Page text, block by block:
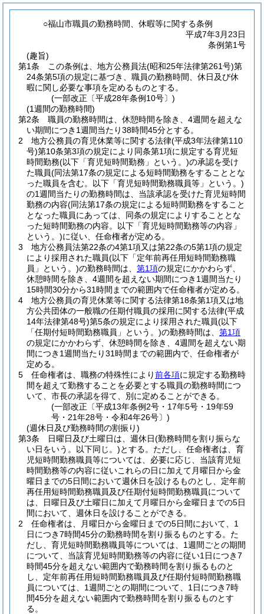
○福山市職員の勤務時間、休暇等に関する条例
平成7年3月23日
条例第1号
(趣旨)
第1条
この条例は、地方公務員法(昭和25年法律第261号)第
24条第5項の規定に基づき、職員の勤務時間、休日及び休
暇に関し必要な事項を定めるものとする。
(一部改正〔平成28年条例10号〕)
(1週間の勤務時間)
第2条
職員の勤務時間は、休憩時間を除き、4週間を超えな
い期間につき1週間当たり38時間45分とする。
2
地方公務員の育児休業等に関する法律(平成3年法律第110
号)第10条第3項の規定により同条第1項に規定する育児短
時間勤務(以下「育児短時間勤務」という。)の承認を受け
た職員(同法第17条の規定による短時間勤務をすることとな
った職員を含む。以下「育児短時間勤務職員等」という。)
の1週間当たりの勤務時間は、当該承認を受けた育児短時間
勤務の内容(同法第17条の規定による短時間勤務をすること
となった職員にあっては、同条の規定によりすることとな
った短時間勤務の内容。以下「育児短時間勤務等の内容」
という。)に従い、任命権者が定める。
3
地方公務員法第22条の4第1項又は第22条の5第1項の規定
により採用された職員(以下「定年前再任用短時間勤務職
員」という。)の勤務時間は、 第1項の規定にかかわらず、
休憩時間を除き、4週間を超えない期間につき1週間当たり
15時間30分から31時間までの範囲内で任命権者が定める。
4
地方公務員の育児休業等に関する法律第18条第1項又は地
方公共団体の一般職の任期付職員の採用に関する法律(平成
14年法律第48号)第5条の規定により採用された職員(以下
「任期付短時間勤務職員」という。)の勤務時間は、 第1項
の規定にかかわらず、休憩時間を除き、4週間を超えない期
間につき1週間当たり31時間までの範囲内で、任命権者が
定める。
5
任命権者は、職務の特殊性により前各項に規定する勤務時
間を超えて勤務することを必要とする職員の勤務時間につ
いて、市長の承認を得て、別に定めることができる。
(一部改正〔平成13年条例2号・17年5号・19年59
号・21年28号・令和4年26号〕)
(週休日及び勤務時間の割振り)
第3条
日曜日及び土曜日は、週休日(勤務時間を割り振らな
い日をいう。以下同じ。)とする。 ただし、任命権者は、育
児短時間勤務職員等については、必要に応じ、当該育児短
時間勤務等の内容に従いこれらの日に加えて月曜日から金
曜日までの5日間において週休日を設けるものとし、定年前
再任用短時間勤務職員及び任期付短時間勤務職員について
は、日曜日及び土曜日に加えて月曜日から金曜日までの5日
間において、週休日を設けることができる。
2
任命権者は、月曜日から金曜日までの5日間において、1
日につき7時間45分の勤務時間を割り振るものとする。 た
だし、育児短時間勤務職員等については、1週間ごとの期間
について、当該育児短時間勤務等の内容に従い1日につき7
時間45分を超えない範囲内で勤務時間を割り振るものと
し、定年前再任用短時間勤務職員及び任期付短時間勤務職
員については、1週間ごとの期間について、1日につき7時
間45分を超えない範囲内で勤務時間を割り振るものとす
る。